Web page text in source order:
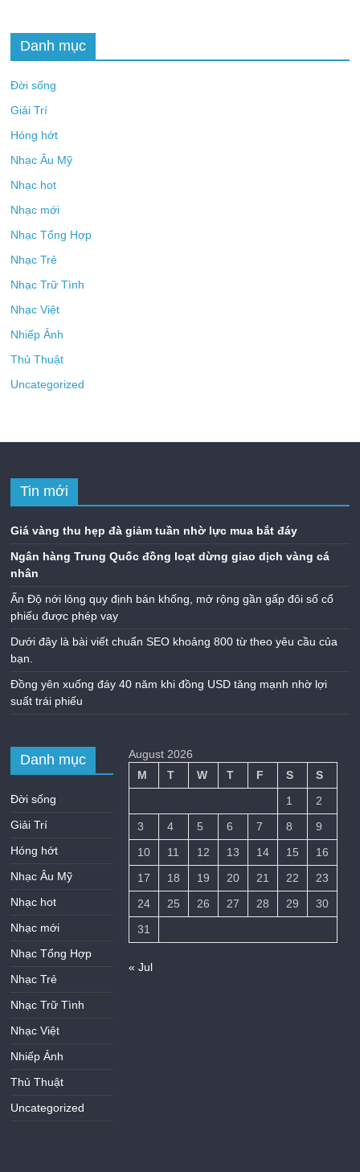
Danh mục
Đời sống
Giải Trí
Hóng hớt
Nhạc Âu Mỹ
Nhạc hot
Nhạc mới
Nhạc Tổng Hợp
Nhạc Trẻ
Nhạc Trữ Tình
Nhạc Việt
Nhiếp Ảnh
Thủ Thuật
Uncategorized
Tin mới
Giá vàng thu hẹp đà giảm tuần nhờ lực mua bắt đáy
Ngân hàng Trung Quốc đồng loạt dừng giao dịch vàng cá
nhân
Ấn Độ nới lỏng quy định bán khống, mở rộng gần gấp đôi số cổ
phiếu được phép vay
Dưới đây là bài viết chuẩn SEO khoảng 800 từ theo yêu cầu của
bạn.
Đồng yên xuống đáy 40 năm khi đồng USD tăng mạnh nhờ lợi
suất trái phiếu
Danh mục
Đời sống
Giải Trí
Hóng hớt
Nhạc Âu Mỹ
Nhạc hot
Nhạc mới
Nhạc Tổng Hợp
Nhạc Trẻ
Nhạc Trữ Tình
Nhạc Việt
Nhiếp Ảnh
Thủ Thuật
Uncategorized
August 2026
M
T W T F S
S
1
2
3
4 5 6 7 8
9
10
11 12 13 14 15
16
17
18 19 20 21 22
23
24
25 26 27 28 29
30
31
« Jul